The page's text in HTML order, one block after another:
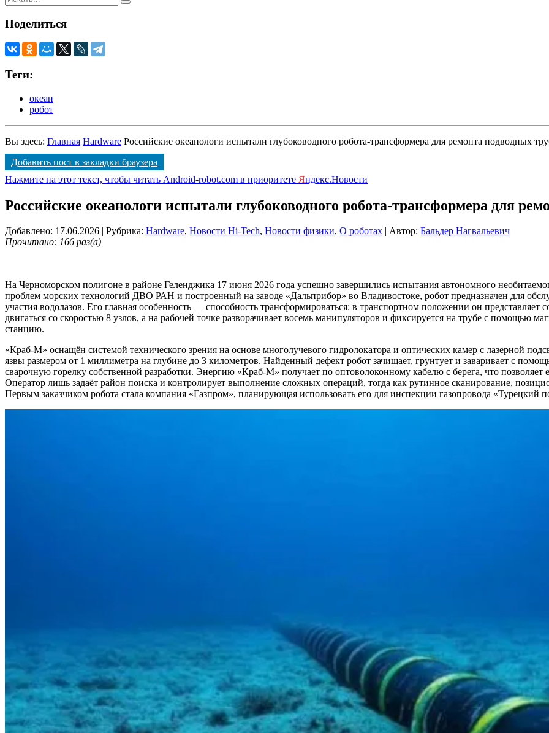
Поделиться
Теги:
океан
робот
Вы здесь: Главная Hardware Российские океанологи испытали глубоководного робота-трансформера для ремонта подводных
Добавить пост в закладки браузера
Нажмите на этот текст, чтобы читать Android-robot.com в приоритете Яндекс.Новости
Российские океанологи испытали глубоководного робота-трансформера для
Добавлено: 17.06.2026 | Рубрика: Hardware, Новости Hi-Tech, Новости физики, О роботах | Автор: Бальдер Нагвальевич
Прочитано: 166 раз(а)
На Черноморском полигоне в районе Геленджика 17 июня 2026 года успешно завершились испытания автономного
проблем морских технологий ДВО РАН и построенный на заводе «Дальприбор» во Владивостоке, робот предназначен для
участия водолазов. Его главная особенность — способность трансформироваться: в транспортном положении он
двигаться со скоростью 8 узлов, а на рабочей точке разворачивает восемь манипуляторов и фиксируется на трубе с помощью
станцию.
«Краб-М» оснащён системой технического зрения на основе многолучевого гидролокатора и оптических камер с лазерной
язвы размером от 1 миллиметра на глубине до 3 километров. Найденный дефект робот зачищает, грунтует и заваривает с
сварочную горелку собственной разработки. Энергию «Краб-М» получает по оптоволоконному кабелю с берега, что позволяет
Оператор лишь задаёт район поиска и контролирует выполнение сложных операций, тогда как рутинное сканирование,
Первым заказчиком робота стала компания «Газпром», планирующая использовать его для инспекции газопровода «Турецкий